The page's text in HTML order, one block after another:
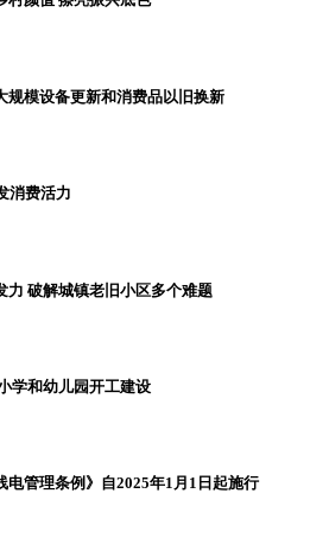
规模设备更新和消费品以旧换新
消费活力
力 破解城镇老旧小区多个难题
学和幼儿园开工建设
电管理条例》自2025年1月1日起施行